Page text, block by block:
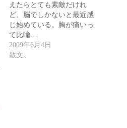
えたらとても素敵だけれ
ど、脳でしかないと最近感
じ始めている。胸が痛いっ
て比喩…
2009年6月4日
散文。